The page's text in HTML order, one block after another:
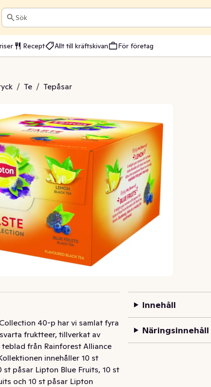
Sök
Recept Allt till kräftskivan För företag
/ Te / Tepåsar
40-p har vi samlat fyra
fruktteer, tillverkat av
från Rainforest Alliance
innehåller 10 st
st påsar Lipton Blue Fruits, 10 st
och 10 st påsar Lipton
Innehåll
Näringsinnehåll